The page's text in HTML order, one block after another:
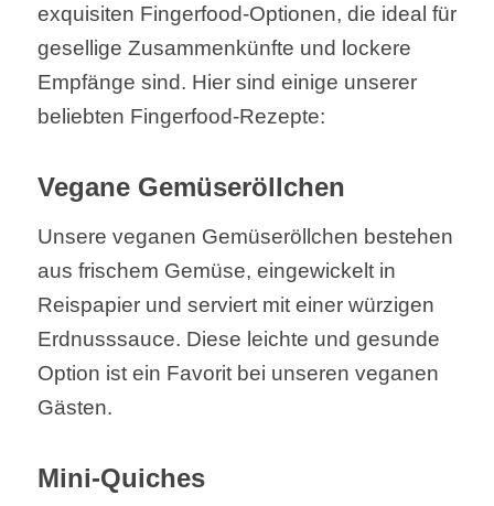
exquisiten Fingerfood-Optionen, die ideal für
gesellige Zusammenkünfte und lockere
Empfänge sind. Hier sind einige unserer
beliebten Fingerfood-Rezepte:
Vegane Gemüseröllchen
Unsere veganen Gemüseröllchen bestehen
aus frischem Gemüse, eingewickelt in
Reispapier und serviert mit einer würzigen
Erdnusssauce. Diese leichte und gesunde
Option ist ein Favorit bei unseren veganen
Gästen.
Mini-Quiches